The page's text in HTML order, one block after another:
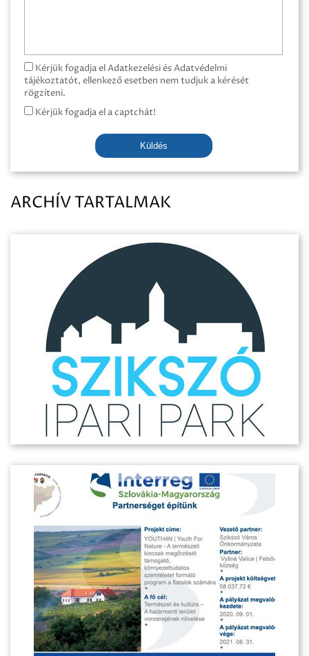
Kérjük fogadja el Adatkezelési és Adatvédelmi
tájékoztatót, ellenkező esetben nem tudjuk a kérését
rögzíteni.
Kérjük fogadja el a captchát!
Küldés
ARCHÍV TARTALMAK